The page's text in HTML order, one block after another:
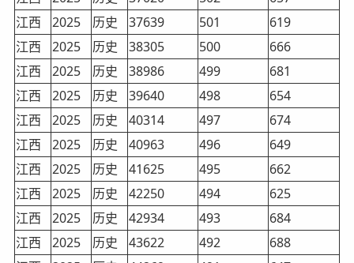
江西
2025 历史 37639 501
619
江西
2025 历史 38305 500
666
江西
2025 历史 38986 499
681
江西
2025 历史 39640 498
654
江西
2025 历史 40314 497
674
江西
2025 历史 40963 496
649
江西
2025 历史 41625 495
662
江西
2025 历史 42250 494
625
江西
2025 历史 42934 493
684
江西
2025 历史 43622 492
688